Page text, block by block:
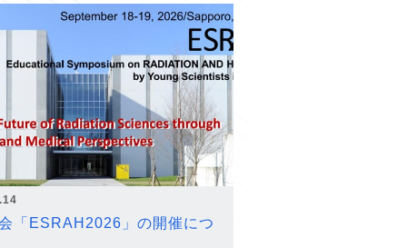
「ESRAH2026」の開催につ